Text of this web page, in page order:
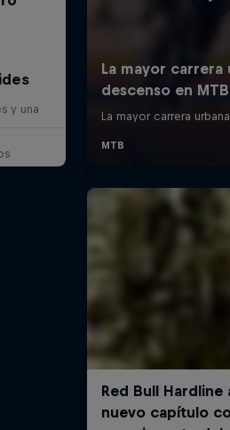
y una